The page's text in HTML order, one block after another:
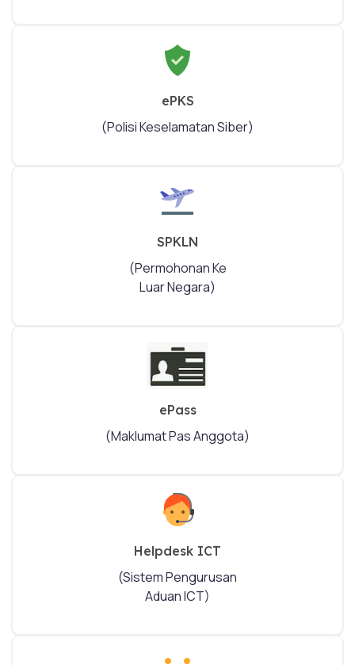
ePKS
(Polisi Keselamatan Siber)
SPKLN
(Permohonan Ke
Luar Negara)
ePass
(Maklumat Pas Anggota)
Helpdesk ICT
(Sistem Pengurusan
Aduan ICT)